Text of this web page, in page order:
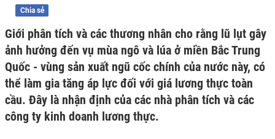
Chia sẻ
Giới phân tích và các thương nhân cho rằng lũ lụt gây
ảnh hưởng đến vụ mùa ngô và lúa ở miền Bắc Trung
Quốc - vùng sản xuất ngũ cốc chính của nước này, có
thể làm gia tăng áp lực đối với giá lương thực toàn
cầu. Đây là nhận định của các nhà phân tích và các
công ty kinh doanh lương thực.